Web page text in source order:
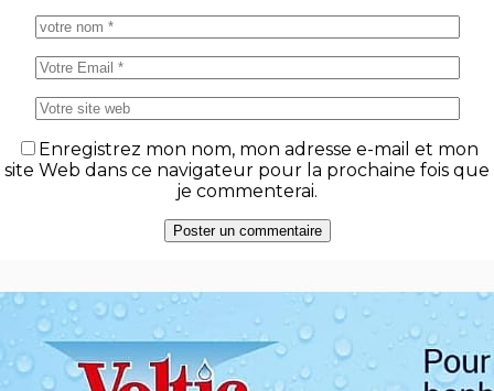
Enregistrez mon nom, mon adresse e-mail et mon
site Web dans ce navigateur pour la prochaine fois que
je commenterai.